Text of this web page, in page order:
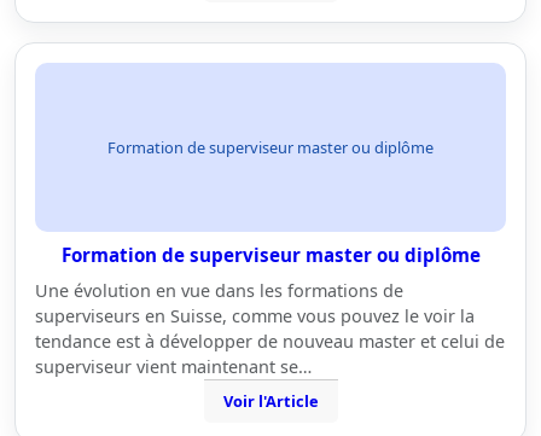
Formation de superviseur master ou diplôme
Formation de superviseur master ou diplôme
Une évolution en vue dans les formations de
superviseurs en Suisse, comme vous pouvez le voir la
tendance est à développer de nouveau master et celui de
superviseur vient maintenant se…
Voir l'Article